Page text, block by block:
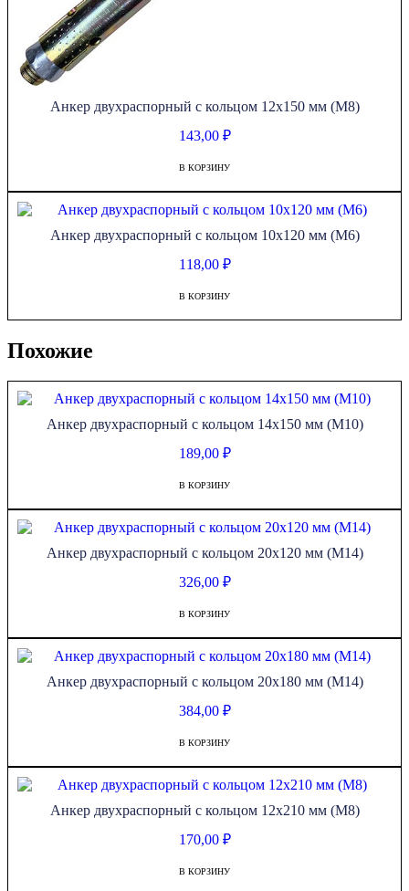
Анкер двухраспорный с кольцом 12х150 мм (М8)
143,00 ₽
В КОРЗИНУ
Анкер двухраспорный с кольцом 10х120 мм (М6)
118,00 ₽
В КОРЗИНУ
Похожие
Анкер двухраспорный с кольцом 14х150 мм (М10)
189,00 ₽
В КОРЗИНУ
Анкер двухраспорный с кольцом 20х120 мм (М14)
326,00 ₽
В КОРЗИНУ
Анкер двухраспорный с кольцом 20х180 мм (М14)
384,00 ₽
В КОРЗИНУ
Анкер двухраспорный с кольцом 12х210 мм (М8)
170,00 ₽
В КОРЗИНУ